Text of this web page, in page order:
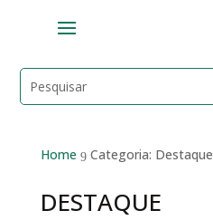
Home 9 Categoria: Destaque
DESTAQUE